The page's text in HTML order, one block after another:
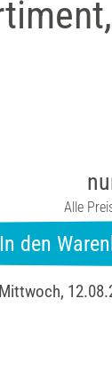
Alle
In den